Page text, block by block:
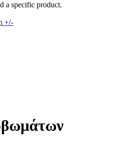
a specific product.
+/-